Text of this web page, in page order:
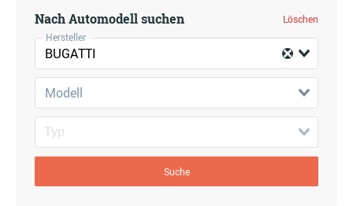
Nach Automodell suchen
Löschen
Hersteller
BUGATTI
Modell
Suche